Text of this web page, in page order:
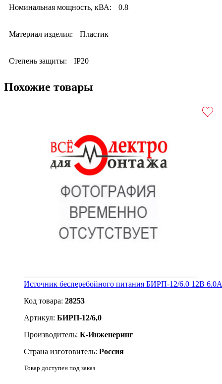
Номинальная мощность, кВА: 0.8
Материал изделия: Пластик
Степень защиты: IP20
Похожие товары
Источник бесперебойного питания БИРП-12/6.0 12В
Код товара: 28253
Артикул: БИРП-12/6,0
Производитель: К-Инженеринг
Страна изготовитель: Россия
Товар доступен под заказ